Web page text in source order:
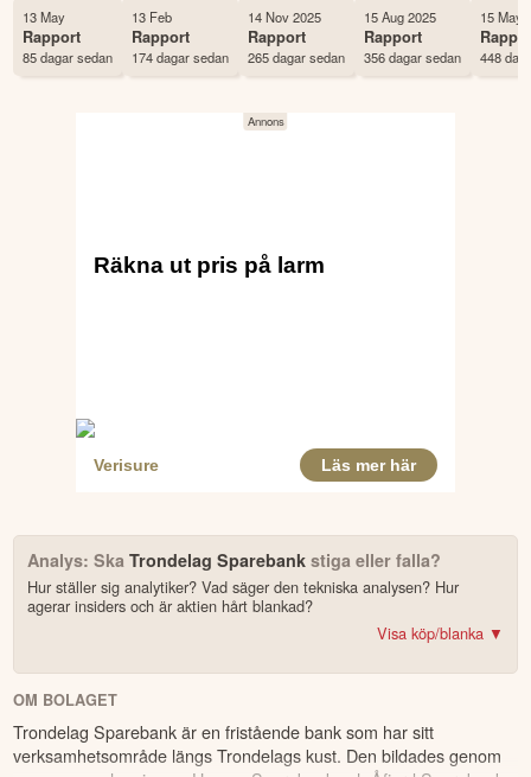
Status Noterad
Land Norge
Första handelsdag
13 May
Rapport
85 dagar sedan
13 Feb
Rapport
174 dagar sedan
14 Nov 2025
Rapport
265 dagar sedan
15 Aug 2025
Rapport
356 dagar sedan
15 May
448
Analys: Ska Trondelag Sparebankstiga eller falla?
Hur ställer sig analytiker? Vad säger den tekniska analysen? Hur
agerar insiders och är aktien hårt blankad?
erbjudandet!
4.2av 5
Visa köp/blanka ▼
OM BOLAGET
Trondelag Sparebank är en fristående bank som har sitt
verksamhetsområde längs Trondelags kust. Den bildades genom